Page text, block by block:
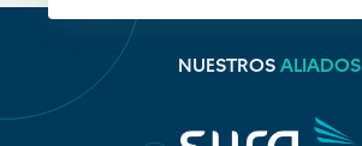
NUESTROS ALIADOS